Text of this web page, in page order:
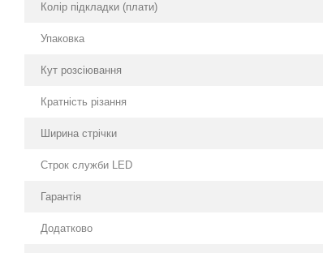
Колір підкладки (плати)
Упаковка
Кут розсіювання
Кратність різання
Ширина стрічки
Строк служби LED
Гарантія
Додатково